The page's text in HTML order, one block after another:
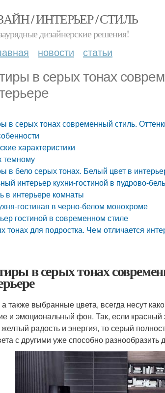
/ ИНТЕРЬЕР / СТИЛЬ
дизайнерские решения!
новости статьи
в серых тонах
в серых тонах современный стиль.
характеристики
темному
в бело серых тонах. Белый цвет в
интерьер кухни-гостиной в пудрово-
в интерьере комнаты
гостиная в черно-белом монохроме
гостиной в современном стиле
тонах для подростка. Чем отличается
в серых тонах
также выбранные цвета, всегда несут
и эмоциональный фон. Так, если красный
радость и энергия, то серый
с другими уже способно